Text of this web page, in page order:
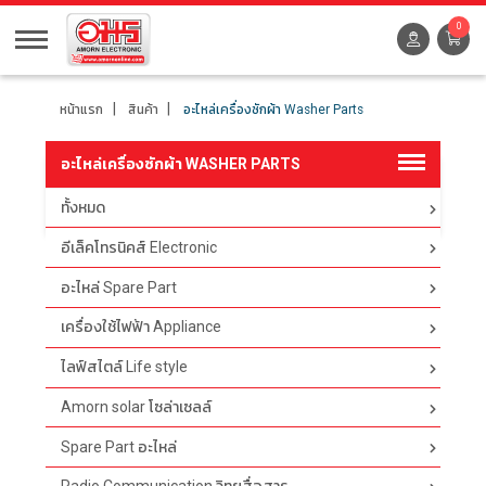
0
หน้าแรก สินค้า อะไหล่เครื่องซักผ้า Washer Parts
อะไหล่เครื่องซักผ้า WASHER PARTS
ทั้งหมด
อีเล็คโทรนิคส์ Electronic
อะไหล่ Spare Part
เครื่องใช้ไฟฟ้า Appliance
ไลฟ์สไตล์ Life style
Amorn solar โซล่าเซลล์
Spare Part อะไหล่
ตัวกรอง